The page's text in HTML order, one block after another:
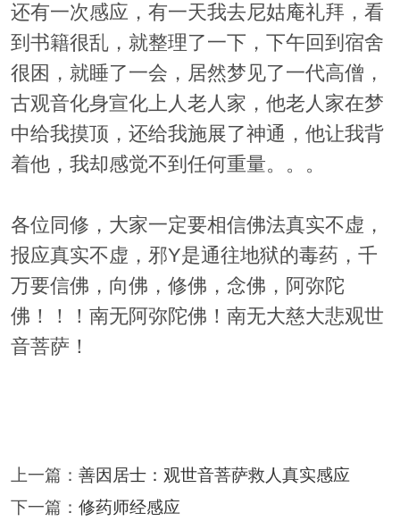
还有一次感应，有一天我去尼姑庵礼拜，看
到书籍很乱，就整理了一下，下午回到宿舍
很困，就睡了一会，居然梦见了一代高僧，
古观音化身宣化上人老人家，他老人家在梦
中给我摸顶，还给我施展了神通，他让我背
着他，我却感觉不到任何重量。。。
各位同修，大家一定要相信佛法真实不虚，
报应真实不虚，邪Y是通往地狱的毒药，千
万要信佛，向佛，修佛，念佛，阿弥陀
佛！！！南无阿弥陀佛！南无大慈大悲观世
音菩萨！
上一篇： 善因居士：观世音菩萨救人真实感应
下一篇： 修药师经感应